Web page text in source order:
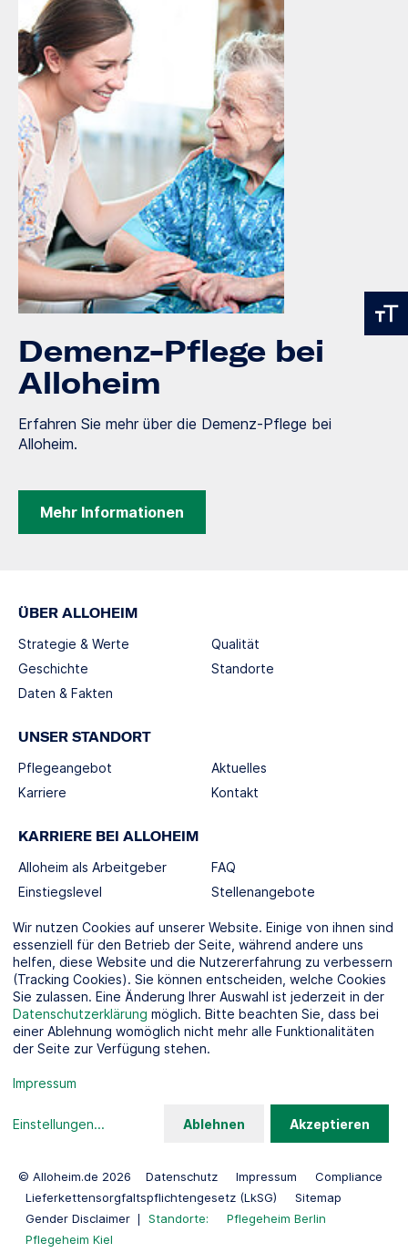
Demenz-Pflege bei
Alloheim
Erfahren Sie mehr über die Demenz-Pflege bei
Alloheim.
Mehr Informationen
ÜBER ALLOHEIM
Strategie & Werte
Geschichte
Daten & Fakten
Qualität
Standorte
UNSER STANDORT
Pflegeangebot
Karriere
Aktuelles
Kontakt
KARRIERE BEI ALLOHEIM
Alloheim als Arbeitgeber
Einstiegslevel
FAQ
Stellenangebote
SOCIAL MEDIA
KOOPERATIONSPARTNER
© Alloheim.de 2026 Datenschutz Impressum
Compliance
Lieferkettensorgfaltspflichtengesetz (LkSG)
Sitemap
Gender Disclaimer
Standorte:
Pflegeheim Berlin
Pflegeheim Kiel
Wir nutzen Cookies auf unserer Website. Einige von ihnen sind
essenziell für den Betrieb der Seite, während andere uns
helfen, diese Website und die Nutzererfahrung zu verbessern
(Tracking Cookies). Sie können entscheiden, welche Cookies
Sie zulassen. Eine Änderung Ihrer Auswahl ist jederzeit in der
Datenschutzerklärung möglich. Bitte beachten Sie, dass bei
einer Ablehnung womöglich nicht mehr alle Funktionalitäten
der Seite zur Verfügung stehen.
Impressum
Einstellungen... Ablehnen Akzeptieren